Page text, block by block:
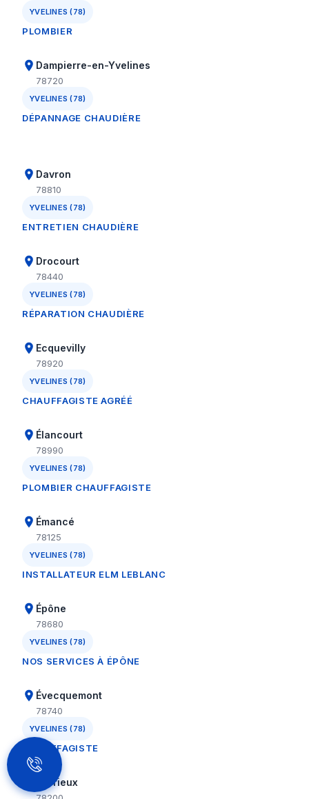
YVELINES (78)
PLOMBIER
Dampierre-en-Yvelines
78720
YVELINES (78)
DÉPANNAGE CHAUDIÈRE
Davron
78810
YVELINES (78)
ENTRETIEN CHAUDIÈRE
Drocourt
78440
YVELINES (78)
RÉPARATION CHAUDIÈRE
Ecquevilly
78920
YVELINES (78)
CHAUFFAGISTE AGRÉÉ
Élancourt
78990
YVELINES (78)
PLOMBIER CHAUFFAGISTE
Émancé
78125
YVELINES (78)
INSTALLATEUR ELM LEBLANC
Épône
78680
YVELINES (78)
NOS SERVICES À ÉPÔNE
Évecquemont
78740
YVELINES (78)
CHAUFFAGISTE
Favrieux